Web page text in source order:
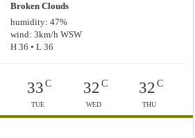
Broken Clouds
humidity: 47%
wind: 3km/h WSW
H 36 • L 36
33 C
TUE
32C
WED
32C
THU